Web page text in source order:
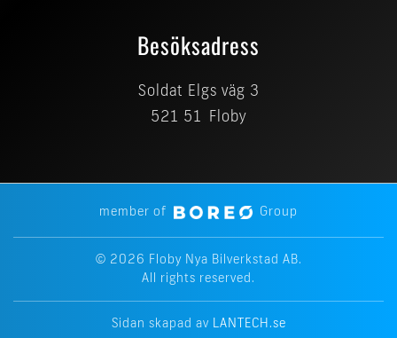
Besöksadress
Soldat Elgs väg 3
521 51 Floby
member of Group
© 2026 Floby Nya Bilverkstad AB.
All rights reserved.
Sidan skapad av LANTECH.se